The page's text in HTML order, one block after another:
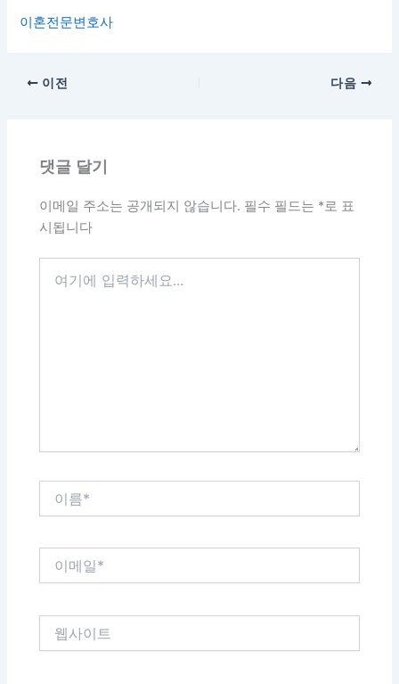
이혼전문변호사
이전 다음
댓글 달기
이메일 주소는 공개되지 않습니다. 필수 필드는 *로 표
시됩니다